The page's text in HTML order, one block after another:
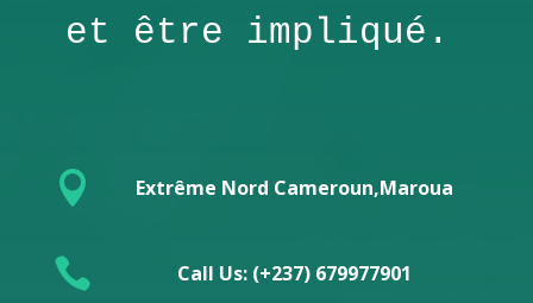
et être impliqué.
 Extrême Nord Cameroun,Maroua
 Call Us: (+237) 679977901